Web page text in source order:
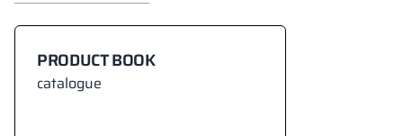
PRODUCT BOOK
catalogue